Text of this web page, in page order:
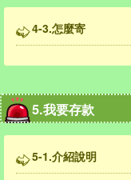
4-3.怎麼寄
5.我要存款
5-1.介紹說明